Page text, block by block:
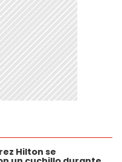
Hilton se